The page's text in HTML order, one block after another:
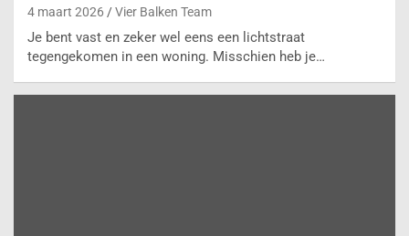
4 maart 2026 Vier Balken Team
Je bent vast en zeker wel eens een lichtstraat
tegengekomen in een woning. Misschien heb je…